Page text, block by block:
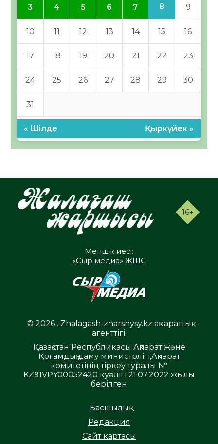
3 4 5 6 7 8 9
10 11 12 13 14 15 16
17 18 19 20 21 22 23
24 25 26 27 28 29 30
31
« Шілде Қыркүйек »
16+
Меншік иесі:
«Сыр медиа» ЖШС
© 2026 . Zhalagash-zharshysy.kz ақпараттық
агенттігі.
Қазақстан Республикасы Ақпарат және
Қоғамдық даму министрлігі,Ақпарат
комитетінің тіркеу туралы №
KZ91VPY00052420 куәлігі 21.07.2022 жылы
берілген
Басшылық
Редакция
Сайт картасы